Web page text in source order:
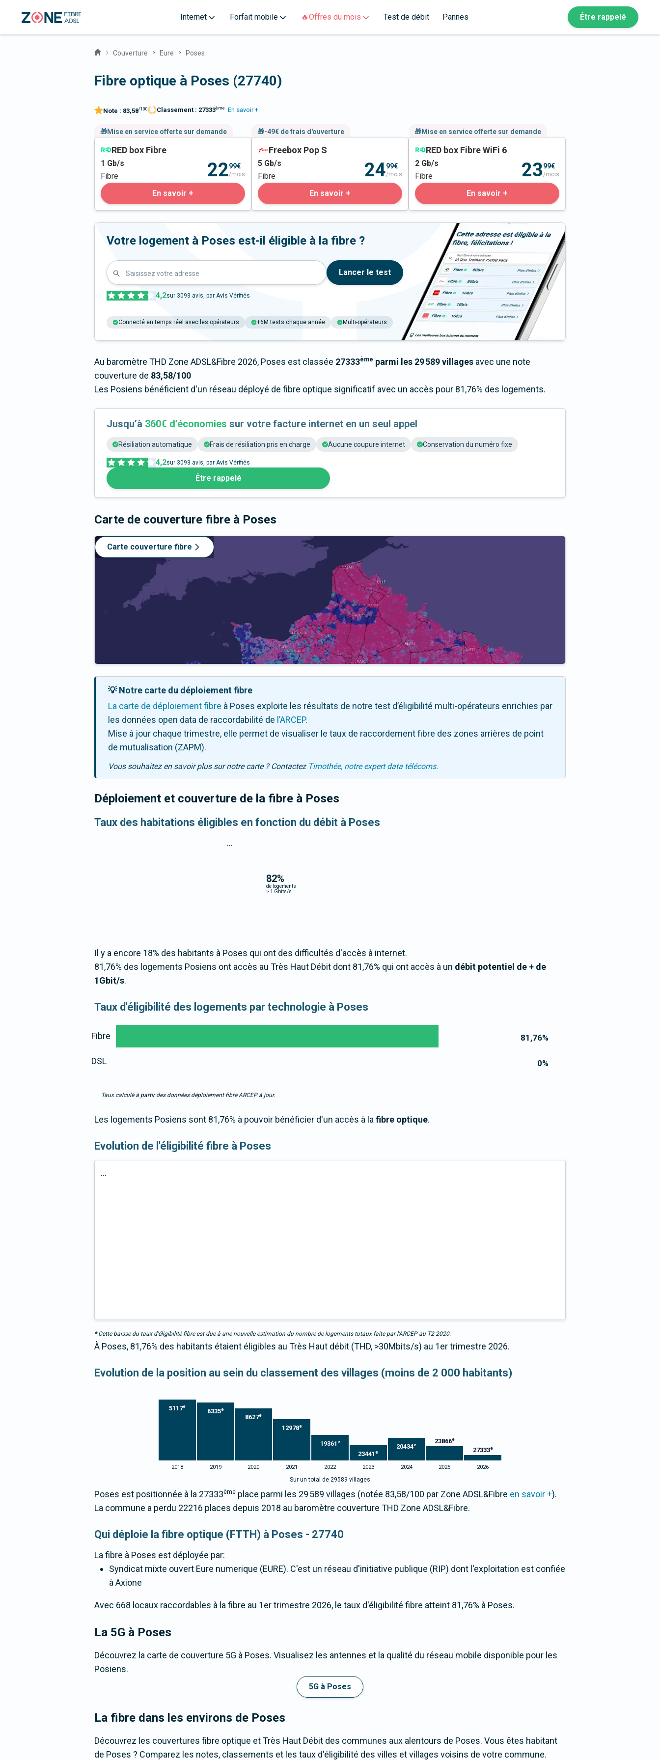
Internet Forfait mobile 🔥Offres du mois Test de débit Pannes Être rappelé
Couverture Eure Poses
Fibre optique à Poses (27740)
Note : 83,58/100 Classement : 27333ème En savoir +
🎁Mise en service offerte sur demande
RED box Fibre
1 Gb/s
Fibre
2299€
/mois
En savoir +
🎁-49€ de frais d'ouverture
Freebox Pop S
5 Gb/s
Fibre
2499€
/mois
En savoir +
🎁Mise en service offerte sur demande
RED box Fibre WiFi 6
2 Gb/s
Fibre
2399€
/mois
En savoir +
Votre logement à Poses est-il éligible à la fibre ?
Saisissez votre adresse Lancer le test
4,2sur 3093 avis, par Avis Vérifiés
Connecté en temps réel avec les opérateurs +6M tests chaque année Multi-opérateurs
Au baromètre THD Zone ADSL&Fibre 2026, Poses est classée 27333ème parmi les 29 589 villages avec une note
couverture de 83,58/100
Les Posiens bénéficient d'un réseau déployé de fibre optique significatif avec un accès pour 81,76% des logements.
Jusqu’à 360€ d’économies sur votre facture internet en un seul appel
Résiliation automatique Frais de résiliation pris en charge Aucune coupure internet Conservation du numéro fixe
4,2sur 3093 avis, par Avis Vérifiés
Être rappelé
Carte de couverture fibre à Poses
Carte couverture fibre
💡 Notre carte du déploiement fibre
La carte de déploiement fibre à Poses exploite les résultats de notre test d’éligibilité multi-opérateurs enrichies par
les données open data de raccordabilité de l’ARCEP.
Mise à jour chaque trimestre, elle permet de visualiser le taux de raccordement fibre des zones arrières de point
de mutualisation (ZAPM).
Vous souhaitez en savoir plus sur notre carte ? Contactez Timothée, notre expert data télécoms.
Déploiement et couverture de la fibre à Poses
Taux des habitations éligibles en fonction du débit à Poses
82%
de logements
> 1 Gbits/s
...
Il y a encore 18% des habitants à Poses qui ont des difficultés d'accès à internet.
81,76% des logements Posiens ont accès au Très Haut Débit dont 81,76% qui ont accès à un débit potentiel de + de
1Gbit/s.
Taux d'éligibilité des logements par technologie à Poses
81,76%
0%
Fibre
DSL
Taux calculé à partir des données déploiement fibre ARCEP à jour.
Les logements Posiens sont 81,76% à pouvoir bénéficier d'un accès à lafibre optique.
Evolution de l'éligibilité fibre à Poses
...
* Cette baisse du taux d’éligibilité fibre est due à une nouvelle estimation du nombre de logements totaux faite par l’ARCEP au T2 2020.
À Poses, 81,76% des habitants étaient éligibles au Très Haut débit (THD, >30Mbits/s) au 1er trimestre 2026.
Evolution de la position au sein du classement des villages (moins de 2 000 habitants)
5117e
6335e
8627e
12978e
19361 e
23441e
20434e 23866e
27333e
2018 2019 2020 2021 2022 2023 2024 2025 2026
Sur un total de 29589 villages
Poses est positionnée à la 27333ème place parmi les 29 589 villages (notée 83,58/100 par Zone ADSL&Fibre en savoir +).
La commune a perdu 22216 places depuis 2018 au baromètre couverture THD Zone ADSL&Fibre.
Qui déploie la fibre optique (FTTH) à Poses - 27740
La fibre à Poses est déployée par:
Syndicat mixte ouvert Eure numerique (EURE). C'est un réseau d'initiative publique (RIP) dont l'exploitation est confiée
à Axione
Avec 668 locaux raccordables à la fibre au 1er trimestre 2026, le taux d'éligibilité fibre atteint 81,76% à Poses.
La 5G à Poses
Découvrez la carte de couverture 5G à Poses. Visualisez les antennes et la qualité du réseau mobile disponible pour les
Posiens.
5G à Poses
La fibre dans les environs de Poses
Découvrez les couvertures fibre optique et Très Haut Débit des communes aux alentours de Poses. Vous êtes habitant
de Poses ? Comparez les notes, classements et les taux d'éligibilité des villes et villages voisins de votre commune.